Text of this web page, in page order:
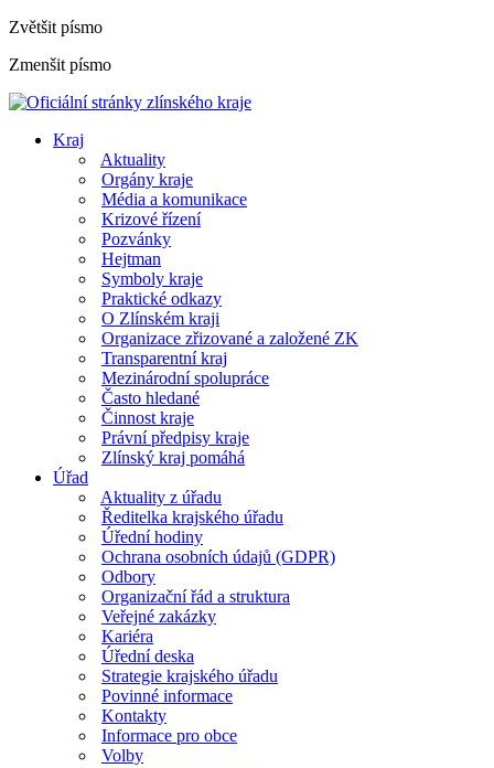
Zvětšit písmo
Zmenšit písmo
Kraj
Aktuality
Orgány kraje
Média a komunikace
Krizové řízení
Pozvánky
Hejtman
Symboly kraje
Praktické odkazy
O Zlínském kraji
Organizace zřizované a založené ZK
Transparentní kraj
Mezinárodní spolupráce
Často hledané
Činnost kraje
Právní předpisy kraje
Zlínský kraj pomáhá
Úřad
Aktuality z úřadu
Ředitelka krajského úřadu
Úřední hodiny
Ochrana osobních údajů (GDPR)
Odbory
Organizační řád a struktura
Veřejné zakázky
Kariéra
Úřední deska
Strategie krajského úřadu
Povinné informace
Kontakty
Informace pro obce
Volby